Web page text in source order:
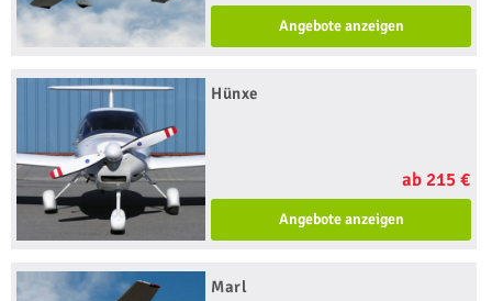
Angebote anzeigen
Hünxe
ab 215 €
Angebote anzeigen
Marl